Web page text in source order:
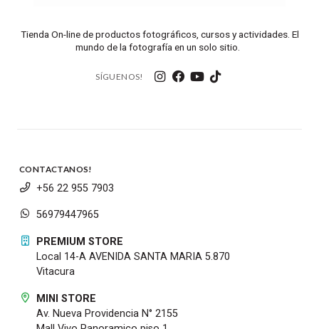
Tienda On-line de productos fotográficos, cursos y actividades. El
mundo de la fotografía en un solo sitio.
SÍGUENOS!
CONTACTANOS!
+56 22 955 7903
56979447965
PREMIUM STORE
Local 14-A AVENIDA SANTA MARIA 5.870
Vitacura
MINI STORE
Av. Nueva Providencia N° 2155